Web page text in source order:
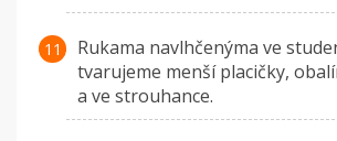
Rukama navlhčenýma ve
tvarujeme menší placičky,
a ve strouhance.